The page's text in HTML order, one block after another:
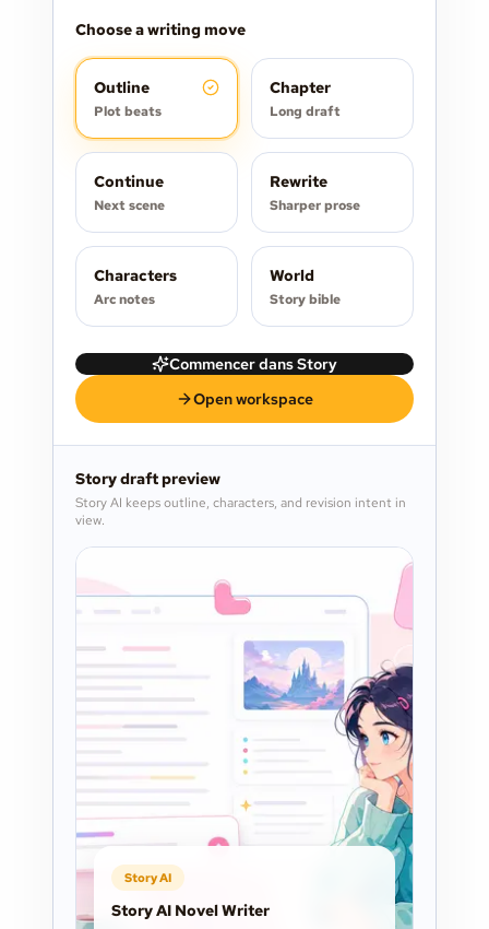
Choose a writing move
Outline
Plot beats
Chapter
Long draft
Continue
Next scene
Rewrite
Sharper prose
Characters
Arc notes
World
Story bible
Commencer dans Story
Open workspace
Story draft preview
Story AI keeps outline, characters, and revision intent in
view.
Story AI
Story AI Novel Writer